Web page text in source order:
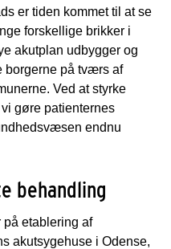
er tiden kommet til at se
forskellige brikker i
akutplan udbygger og
borgerne på tværs af
Ved at styrke
gøre patienternes
endnu
behandling
på etablering af
akutsygehuse i Odense,